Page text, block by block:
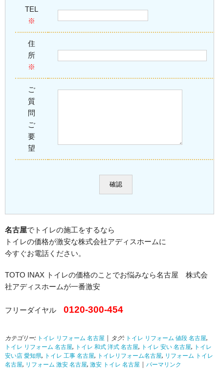
TEL
※
住
所
※
ご
質
問
ご
要
望
名古屋でトイレの施工をするなら
トイレの価格が激安な株式会社アディスホームに
今すぐお電話ください。
TOTO INAX トイレの価格のことでお悩みなら名古屋 株式会
社アディスホームが一番激安
フリーダイヤル 0120-300-454
カテゴリー: トイレ リフォーム 名古屋 | タグ: トイレ リフォーム 値段 名古屋,
トイレ リフォーム 名古屋, トイレ 和式 洋式 名古屋, トイレ 安い 名古屋, トイレ
安い店 愛知県, トイレ 工事 名古屋, トイレリフォーム名古屋, リフォーム トイレ
名古屋, リフォーム 激安 名古屋, 激安 トイレ 名古屋 パーマリンク